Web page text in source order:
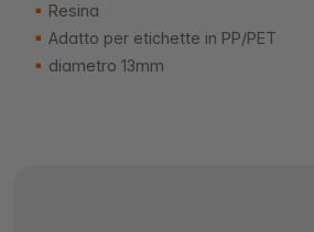
Resina
Adatto per etichette in PP/PET
diametro 13mm